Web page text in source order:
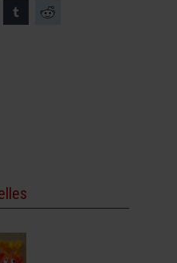
E-mail tumblr